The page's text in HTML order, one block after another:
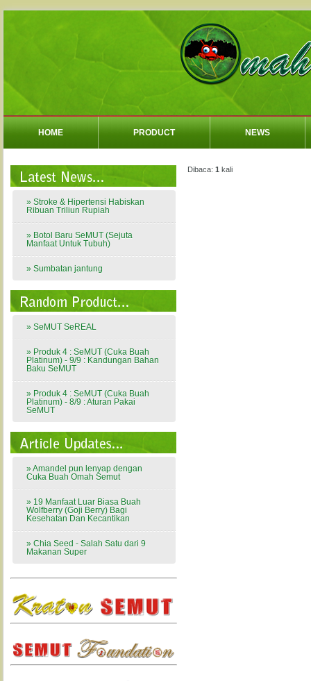
HOME PRODUCT NEWS
» Stroke & Hipertensi Habiskan
Ribuan Triliun Rupiah
» Botol Baru SeMUT (Sejuta
Manfaat Untuk Tubuh)
» Sumbatan jantung
» SeMUT SeREAL
» Produk 4 : SeMUT (Cuka Buah
Platinum) - 9/9 : Kandungan Bahan
Baku SeMUT
» Produk 4 : SeMUT (Cuka Buah
Platinum) - 8/9 : Aturan Pakai
SeMUT
» Amandel pun lenyap dengan
Cuka Buah Omah Semut
» 19 Manfaat Luar Biasa Buah
Wolfberry (Goji Berry) Bagi
Kesehatan Dan Kecantikan
» Chia Seed - Salah Satu dari 9
Makanan Super
Dibaca: 1 kali